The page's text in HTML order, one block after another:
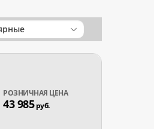
РОЗНИЧНАЯ ЦЕНА
43 985руб.